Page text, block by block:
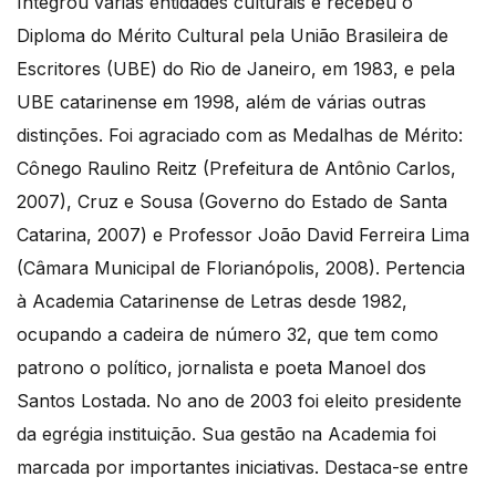
Diploma do Mérito Cultural pela União Brasileira de
Escritores (UBE) do Rio de Janeiro, em 1983, e pela
UBE catarinense em 1998, além de várias outras
distinções. Foi agraciado com as Medalhas de Mérito:
Cônego Raulino Reitz (Prefeitura de Antônio Carlos,
2007), Cruz e Sousa (Governo do Estado de Santa
Catarina, 2007) e Professor João David Ferreira Lima
(Câmara Municipal de Florianópolis, 2008). Pertencia
à Academia Catarinense de Letras desde 1982,
ocupando a cadeira de número 32, que tem como
patrono o político, jornalista e poeta Manoel dos
Santos Lostada. No ano de 2003 foi eleito presidente
da egrégia instituição. Sua gestão na Academia foi
marcada por importantes iniciativas. Destaca-se entre